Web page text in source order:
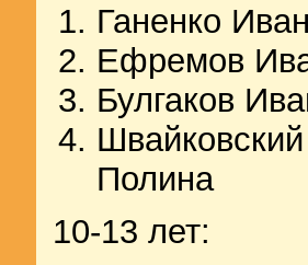
Ганенко
Ефремов
Булгаков
Полина
10-13 лет: